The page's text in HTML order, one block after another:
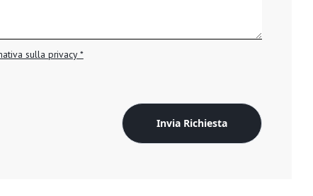
sulla privacy *
Invia Richiesta